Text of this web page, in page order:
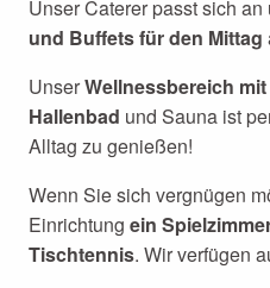
Unser Caterer passt sich
und Buffets für den Mittag
UnserWellnessbereich
Hallenbad und Sauna ist
Alltag zu genießen!
Wenn Sie sich vergnügen
Einrichtung ein
Tischtennis. Wir verfügen